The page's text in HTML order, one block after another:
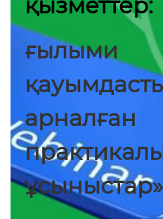
ғылыми
арналған
ұсыныстар»